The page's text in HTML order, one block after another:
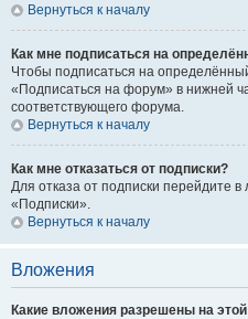
Вернуться к началу
Как мне подписаться на
Чтобы подписаться на
«Подписаться на форум» в нижней
соответствующего форума.
Вернуться к началу
Как мне отказаться от подписки?
Для отказа от подписки перейдите
«Подписки».
Вернуться к началу
Вложения
Какие вложения разрешены на